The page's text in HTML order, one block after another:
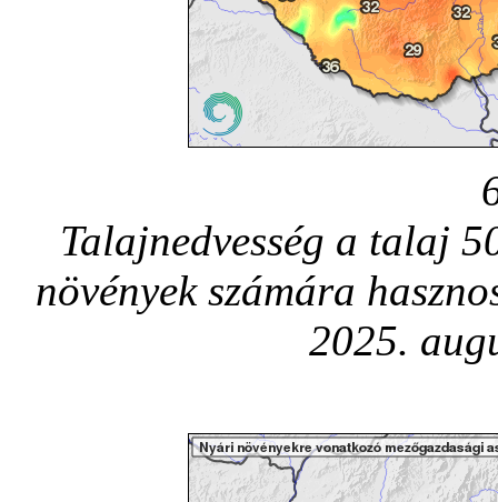
Talajnedvesség a talaj
növények számára
2025.